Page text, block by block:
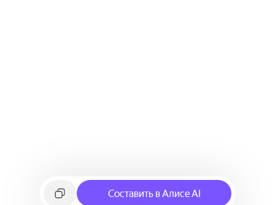
Составить в Алисе AI